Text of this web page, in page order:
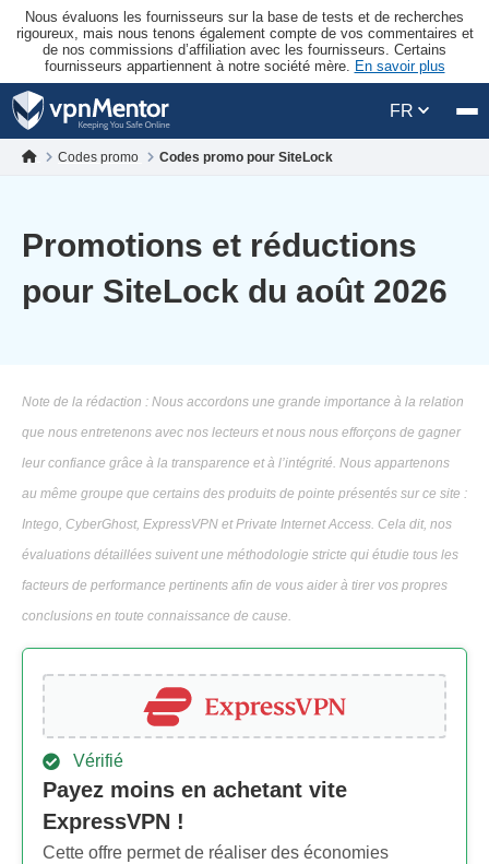
Nous évaluons les fournisseurs sur la base de tests et de recherches
rigoureux, mais nous tenons également compte de vos commentaires et
de nos commissions d’affiliation avec les fournisseurs. Certains
fournisseurs appartiennent à notre société mère. En savoir plus
FR
Codes promo Codes promo pour SiteLock
Promotions et réductions
pour SiteLock du août 2026
Note de la rédaction : Nous accordons une grande importance à la relation
que nous entretenons avec nos lecteurs et nous nous efforçons de gagner
leur confiance grâce à la transparence et à l’intégrité. Nous appartenons
au même groupe que certains des produits de pointe présentés sur ce site :
Intego, CyberGhost, ExpressVPN et Private Internet Access. Cela dit, nos
évaluations détaillées suivent une méthodologie stricte qui étudie tous les
facteurs de performance pertinents afin de vous aider à tirer vos propres
conclusions en toute connaissance de cause.
Vérifié
Payez moins en achetant vite
ExpressVPN !
Cette offre permet de réaliser des économies